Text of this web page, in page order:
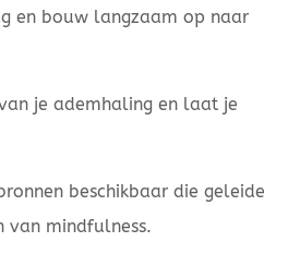
en bouw langzaam op naar
je ademhaling en laat je
beschikbaar die geleide
van mindfulness.